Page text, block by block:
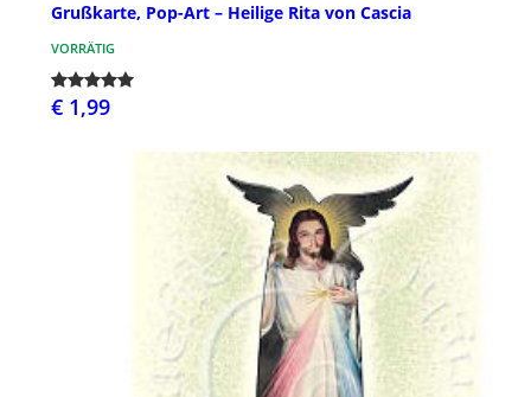
Grußkarte, Pop-Art – Heilige Rita von Cascia
VORRÄTIG
€ 1,99